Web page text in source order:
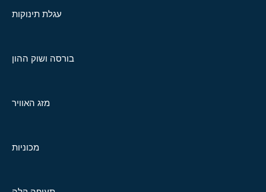
עגלת תינוקות
בורסה ושוק ההון
מזג האוויר
מכוניות